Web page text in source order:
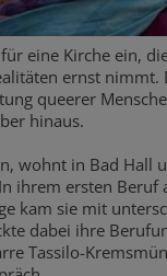
eine Kirche ein,
ernst nimmt.
queerer
hinaus.
wohnt in Bad Hall
ihrem ersten Beruf
kam sie mit
dabei ihre
Tassilo-